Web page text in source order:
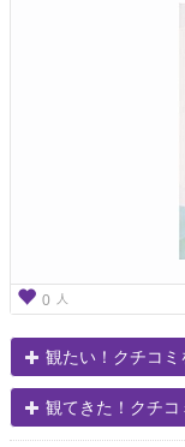
0 人
観たい！クチコミ
観てきた！クチコ